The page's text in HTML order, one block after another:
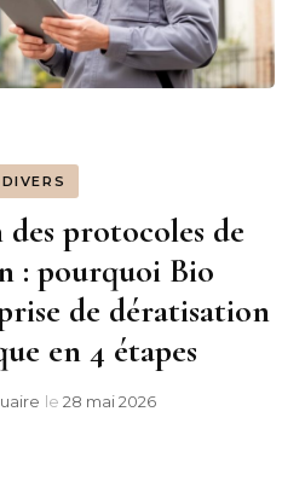
DIVERS
protocoles de
: pourquoi Bio
de dératisation
en 4 étapes
le 28 mai 2026